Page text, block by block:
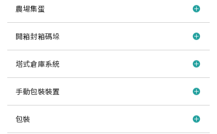
農場集蛋
開箱封箱碼垛
塔式倉庫系統
手動包裝裝置
包裝